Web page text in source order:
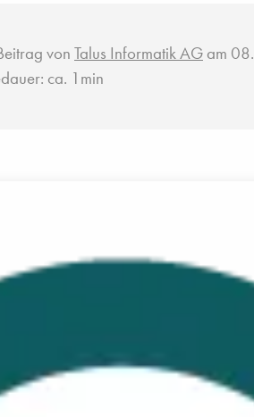
von Talus Informatik AG am
ca. 1min